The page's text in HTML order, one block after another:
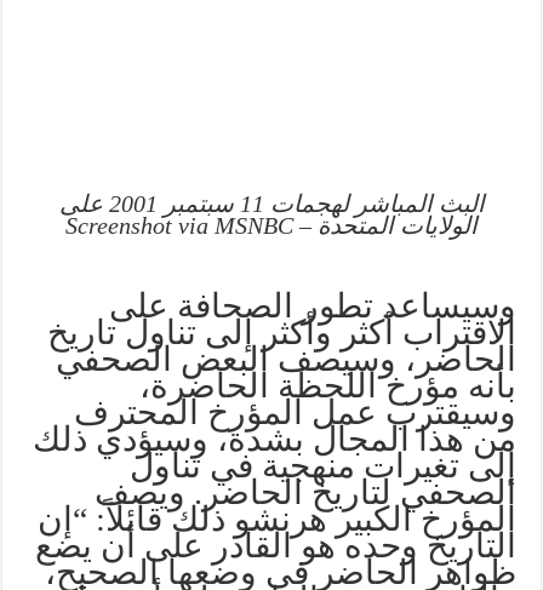
البث المباشر لهجمات 11 سبتمبر 2001 على
الولايات المتحدة – Screenshot via MSNBC
وسيساعد تطور الصحافة على
الاقتراب أكثر وأكثر إلى تناول تاريخ
الحاضر، وسيصف البعض الصحفي
بأنه مؤرخ اللحظة الحاضرة،
وسيقترب عمل المؤرخ المحترف
من هذا المجال بشدة، وسيؤدي ذلك
إلى تغيرات منهجية في تناول
الصحفي لتاريخ الحاضر. ويصف
المؤرخ الكبير هرنشو ذلك قائلاً: “إن
التاريخ وحده هو القادر على أن يضع
ظواهر الحاضر في وضعها الصحيح،